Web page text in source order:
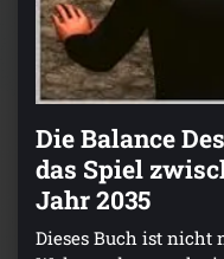
Die Balance
das Spiel
Jahr 2035
Dieses Buch ist nicht